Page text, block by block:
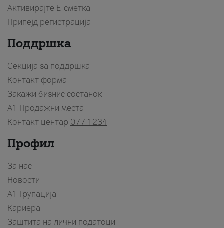
Активирајте Е-сметка
Припејд регистрација
Поддршка
Секција за поддршка
Контакт форма
Закажи бизнис состанок
A1 Продажни места
Контакт центар 077 1234
Профил
За нас
Новости
А1 Групација
Кариера
Заштита на лични податоци